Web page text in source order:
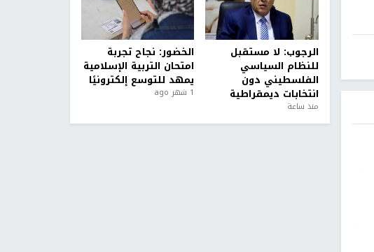
الرجوب: لا مستقبل
للنظام السياسي
الفلسطيني دون
انتخابات ديمقراطية
منذ ساعة
الخضور: نجاح تجربة
امتحان التربية الإسلامية
يمهد للتوسع إلكترونيًا
1 شهر ago